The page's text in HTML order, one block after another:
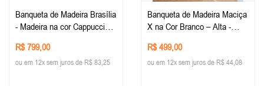
Banqueta de Madeira Brasília
- Madeira na cor Cappuccino
R$ 799,00
ou em 12x sem juros de R$ 83,25
Banqueta de Madeira Maciça
X na Cor Branco – Alta -
Decoração - Mobiliario
Rústico
R$ 499,00
ou em 12x sem juros de R$ 44,08